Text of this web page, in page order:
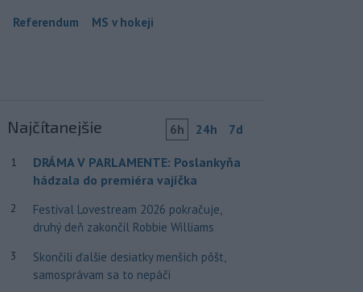
Referendum MS v hokeji
Najčítanejšie 6h 24h 7d
1
DRÁMA V PARLAMENTE: Poslankyňa
hádzala do premiéra vajíčka
2
Festival Lovestream 2026 pokračuje,
druhý deň zakončil Robbie Williams
3
Skončili ďalšie desiatky menších pôšt,
samosprávam sa to nepáči